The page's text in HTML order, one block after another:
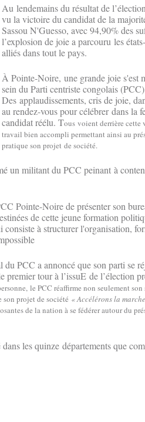
Au lendemains du résultat de
vu la victoire du candidat de la
Sassou N'Guesso, avec 94,90% des
l’explosion de joie a parcouru les
alliés dans tout le pays.
À Pointe-Noire, une grande joie s'est
sein du Parti centriste congolais
Des applaudissements, cris de joie,
au rendez-vous pour célébrer dans la
candidat réélu. Tous voient derrière cette
travail bien accompli permettant ainsi au
pratique son projet de société.
un militant du PCC peinant à
Pointe-Noire de présenter son
de cette jeune formation
à structurer l'organisation,
PCC a annoncé que son parti se
premier tour à l’issuE de l’élection
le PCC réaffirme non seulement
projet de société « Accélérons la
de la nation à se fédérer autour du
les quinze départements que